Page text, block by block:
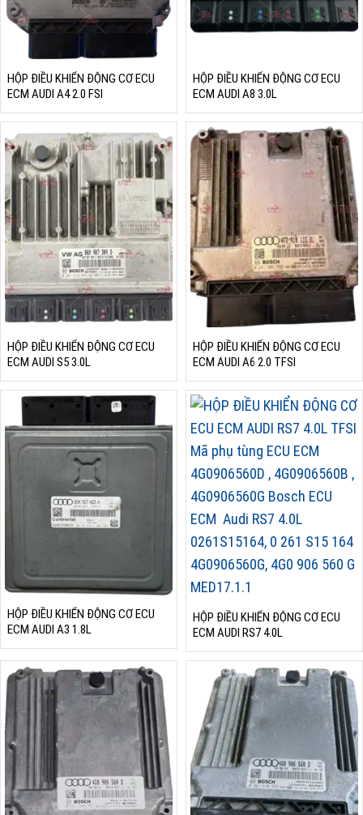
HỘP ĐIỀU KHIỂN ĐỘNG CƠ ECU
ECM AUDI A4 2.0 FSI
HỘP ĐIỀU KHIỂN ĐỘNG CƠ ECU
ECM AUDI A8 3.0L
HỘP ĐIỀU KHIỂN ĐỘNG CƠ ECU
ECM AUDI S5 3.0L
HỘP ĐIỀU KHIỂN ĐỘNG CƠ ECU
ECM AUDI A6 2.0 TFSI
HỘP ĐIỀU KHIỂN ĐỘNG CƠ ECU
ECM AUDI A3 1.8L
HỘP ĐIỀU KHIỂN ĐỘNG CƠ ECU
ECM AUDI RS7 4.0L